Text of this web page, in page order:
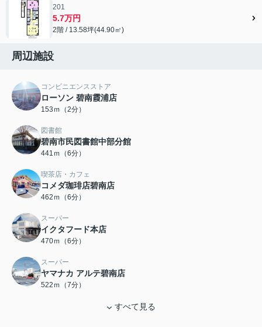
201
5.7万円
2階 / 13.58坪(44.90㎡)
周辺施設
コンビニエンスストア
ローソン 碧南霞浦店
153ｍ（2分）
図書館
碧南市民図書館中部分館
441ｍ（6分）
喫茶店・カフェ
コメダ珈琲店碧南店
462ｍ（6分）
スーパー
イクタフード本店
470ｍ（6分）
スーパー
ヤマナカ アルテ碧南店
522ｍ（7分）
すべて見る